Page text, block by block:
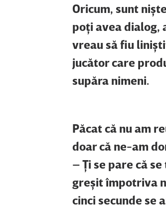
Oricum, sunt
poţi avea dialog,
vreau să fiu
jucător care
supăra nimeni.
Păcat că nu am
doar că ne-am
– Ţi se pare că
greşit împotriva
cinci secunde se